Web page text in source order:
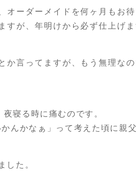
オーダーメイドを何ヶ月もお
すが、年明けから必ず仕上げ
か言ってますが、もう無理な
寝る時に痛むのです。
んかなぁ」って考えた頃に親
した。